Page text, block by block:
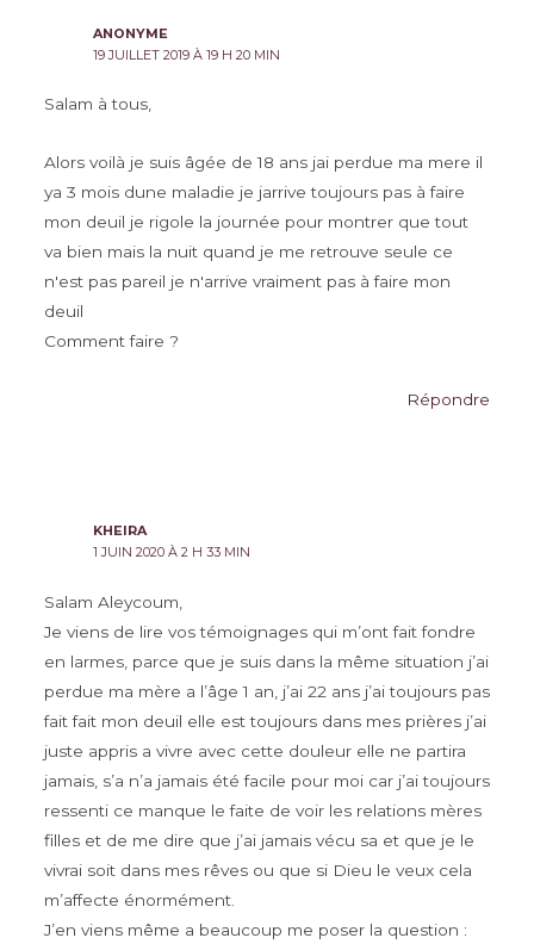
ANONYME
19 JUILLET 2019 À 19 H 20 MIN
Salam à tous,
Alors voilà je suis âgée de 18 ans jai perdue ma mere il
ya 3 mois dune maladie je jarrive toujours pas à faire
mon deuil je rigole la journée pour montrer que tout
va bien mais la nuit quand je me retrouve seule ce
n'est pas pareil je n'arrive vraiment pas à faire mon
deuil
Comment faire ?
Répondre
KHEIRA
1 JUIN 2020 À 2 H 33 MIN
Salam Aleycoum,
Je viens de lire vos témoignages qui m’ont fait fondre
en larmes, parce que je suis dans la même situation j’ai
perdue ma mère a l’âge 1 an, j’ai 22 ans j’ai toujours pas
fait fait mon deuil elle est toujours dans mes prières j’ai
juste appris a vivre avec cette douleur elle ne partira
jamais, s’a n’a jamais été facile pour moi car j’ai toujours
ressenti ce manque le faite de voir les relations mères
filles et de me dire que j’ai jamais vécu sa et que je le
vivrai soit dans mes rêves ou que si Dieu le veux cela
m’affecte énormément.
J’en viens même a beaucoup me poser la question :